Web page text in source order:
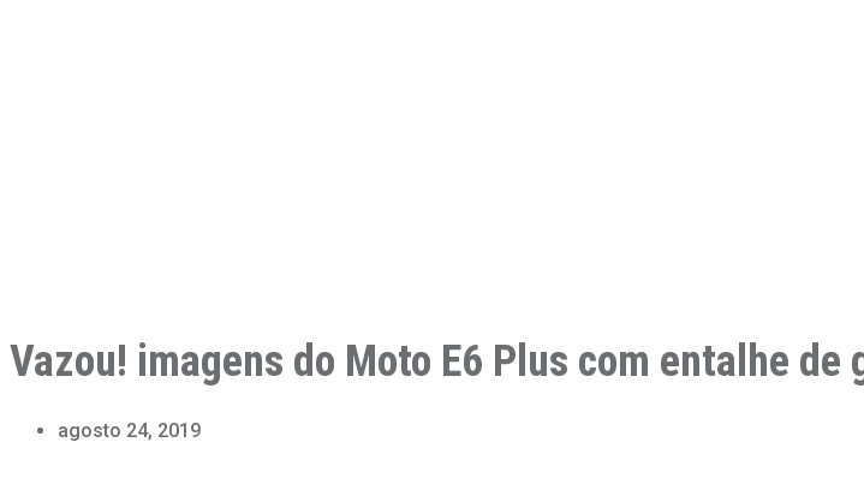
Vazou! imagens do Moto E6 Plus com entalhe de
agosto 24, 2019